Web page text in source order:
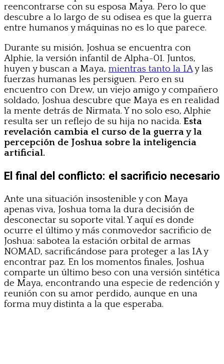
reencontrarse con su esposa Maya. Pero lo que
descubre a lo largo de su odisea es que la guerra
entre humanos y máquinas no es lo que parece.
Durante su misión, Joshua se encuentra con
Alphie, la versión infantil de Alpha-01. Juntos,
huyen y buscan a Maya, mientras tanto la IAy las
fuerzas humanas les persiguen. Pero en su
encuentro con Drew, un viejo amigo y compañero
soldado, Joshua descubre que Maya es en realidad
la mente detrás de Nirmata. Y no solo eso, Alphie
resulta ser un reflejo de su hija no nacida. Esta
revelación cambia el curso de la guerra y la
percepción de Joshua sobre la inteligencia
artificial.
El final del conflicto: el sacrificio necesario
Ante una situación insostenible y con Maya
apenas viva, Joshua toma la dura decisión de
desconectar su soporte vital. Y aquí es donde
ocurre el último y más conmovedor sacrificio de
Joshua: sabotea la estación orbital de armas
NOMAD, sacrificándose para proteger a las IA y
encontrar paz. En los momentos finales, Joshua
comparte un último beso con una versión sintética
de Maya, encontrando una especie de redención y
reunión con su amor perdido, aunque en una
forma muy distinta a la que esperaba.